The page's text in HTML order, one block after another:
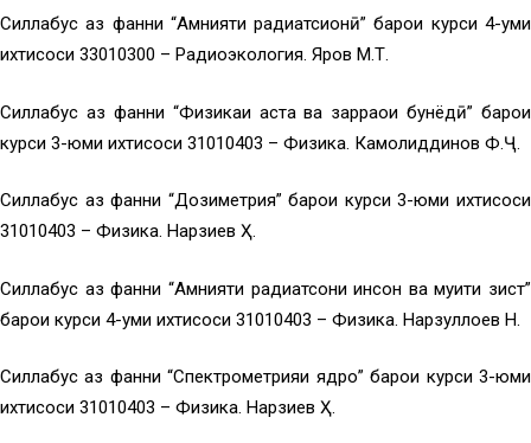
Силлабус аз фанни “Амнияти радиатсионӣ” барои курси 4-уми
ихтисоси 33010300 – Радиоэкология. Яров М.Т.
Силлабус аз фанни “Физикаи ҳаста ва зарраҳои бунёдӣ” барои
курси 3-юми ихтисоси 31010403 – Физика. Камолиддинов Ф.Ҷ.
Силлабус аз фанни “Дозиметрия” барои курси 3-юми ихтисоси
31010403 – Физика. Нарзиев Ҳ.
Силлабус аз фанни “Амнияти радиатсони инсон ва муҳити зист”
барои курси 4-уми ихтисоси 31010403 – Физика. Нарзуллоев Н.
Силлабус аз фанни “Спектрометрияи ядро” барои курси 3-юми
ихтисоси 31010403 – Физика. Нарзиев Ҳ.